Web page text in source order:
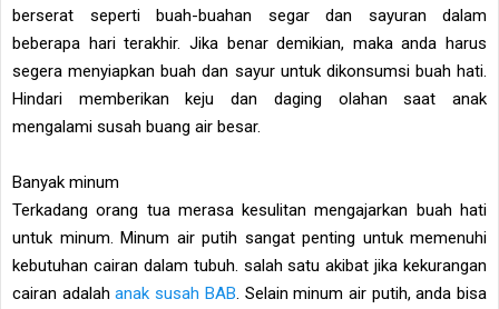
berserat seperti buah-buahan segar dan sayuran dalam
beberapa hari terakhir. Jika benar demikian, maka anda harus
segera menyiapkan buah dan sayur untuk dikonsumsi buah hati.
Hindari memberikan keju dan daging olahan saat anak
mengalami susah buang air besar.
Banyak minum
Terkadang orang tua merasa kesulitan mengajarkan buah hati
untuk minum. Minum air putih sangat penting untuk memenuhi
kebutuhan cairan dalam tubuh. salah satu akibat jika kekurangan
cairan adalahanak susah BAB. Selain minum air putih, anda bisa